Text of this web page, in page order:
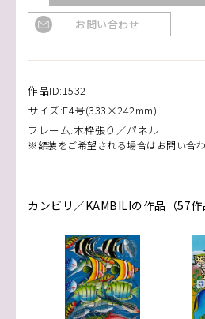
お問い合わせ
作品ID:1532
サイズ:F4号(333×242mm)
フレーム:木枠張り／パネル
※額装をご希望される場合はお問い合わ
カンビリ／KAMBILIの作品（57作